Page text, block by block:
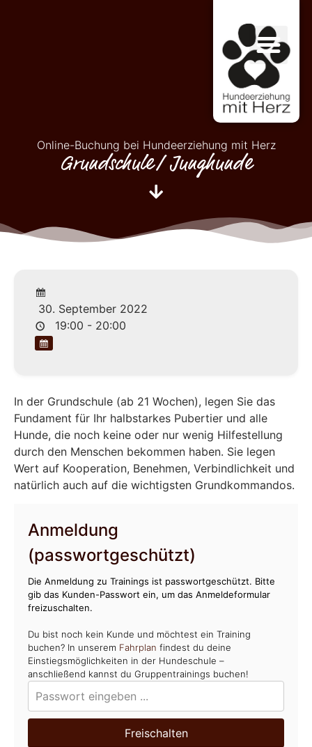
Online-Buchung bei Hundeerziehung mit Herz
Grundschule/ Junghunde
30. September 2022
19:00 - 20:00
In der Grundschule (ab 21 Wochen), legen Sie das
Fundament für Ihr halbstarkes Pubertier und alle
Hunde, die noch keine oder nur wenig Hilfestellung
durch den Menschen bekommen haben. Sie legen
Wert auf Kooperation, Benehmen, Verbindlichkeit und
natürlich auch auf die wichtigsten Grundkommandos.
Anmeldung
(passwortgeschützt)
Die Anmeldung zu Trainings ist passwortgeschützt. Bitte
gib das Kunden-Passwort ein, um das Anmeldeformular
freizuschalten.
Du bist noch kein Kunde und möchtest ein Training
buchen? In unserem Fahrplan findest du deine
Einstiegsmöglichkeiten in der Hundeschule –
anschließend kannst du Gruppentrainings buchen!
Freischalten